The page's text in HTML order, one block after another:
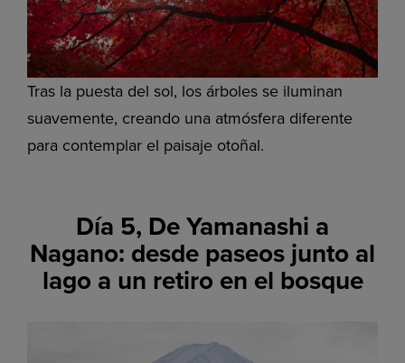
Tras la puesta del sol, los árboles se iluminan
suavemente, creando una atmósfera diferente
para contemplar el paisaje otoñal.
Día 5, De Yamanashi a
Nagano: desde paseos junto al
lago a un retiro en el bosque